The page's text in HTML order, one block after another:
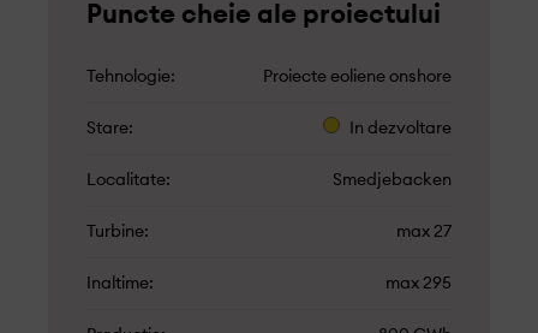
Puncte cheie ale proiectului
Tehnologie Proiecte eoliene onshore
Stare In dezvoltare
Localitate Smedjebacken
Turbine max 27
Inaltime max 295